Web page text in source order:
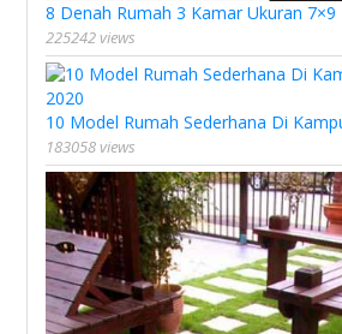
8 Denah Rumah 3 Kamar Ukuran 7×9
225242 views
10 Model Rumah Sederhana Di
183058 views